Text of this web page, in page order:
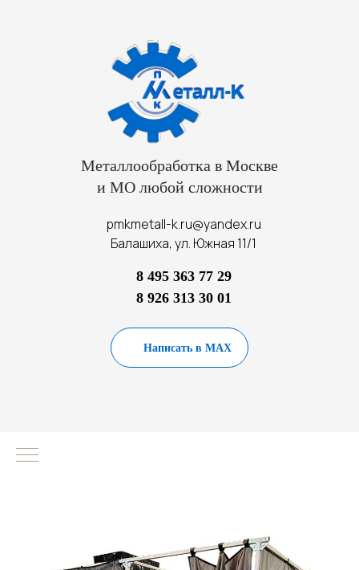
Металлообработка в Москве
и МО любой сложности
pmkmetall-k.ru@yandex.ru
Балашиха, ул. Южная 11/1
8 495 363 77 29
8 926 313 30 01
Написать в MAX